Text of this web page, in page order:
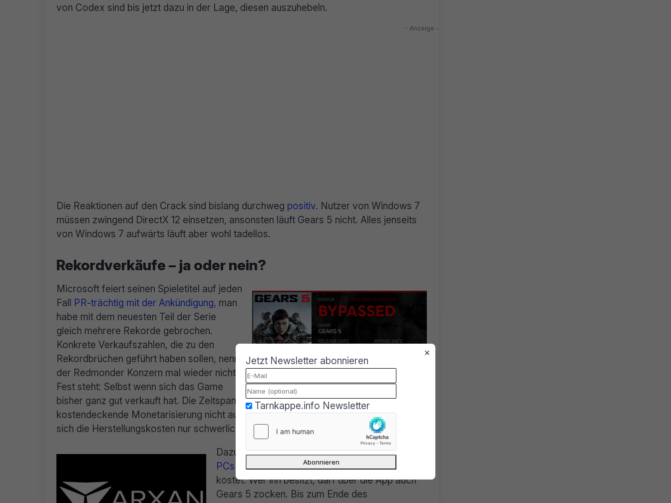
von Codex sind bis jetzt dazu in der Lage, diesen auszuhebeln.
Die Reaktionen auf den Crack sind bislang durchweg positiv. Nutzer von Windows 7
müssen zwingend DirectX 12 einsetzen, ansonsten läuft Gears 5 nicht. Alles jenseits
von Windows 7 aufwärts läuft aber wohl tadellos.
Rekordverkäufe – ja oder nein?
Microsoft feiert seinen Spieletitel auf jeden
Fall PR-trächtig mit der Ankündigung, man
habe mit dem neuesten Teil der Serie
gleich mehrere Rekorde gebrochen.
Konkrete Verkaufszahlen, die zu den
Rekordbrüchen geführt haben sollen, nennt
der Redmonder Konzern mal wieder nicht.
Fest steht: Selbst wenn sich das Game
bisher ganz gut verkauft hat. Die Zeitspanne von nur 12 Tagen ist für eine
kostendeckende Monetarisierung nicht ausreichend. In den wenigen Tagen lassen
sich die Herstellungskosten nur schwerlich hereinholen.
Dazu kommt, dass derXbox Games Pass für
PCs für einen Monat derzeit nur einen Euro
kostet. Wer ihn besitzt, darf über die App auch
Gears 5 zocken. Bis zum Ende des
×
Jetzt Newsletter abonnieren
Tarnkappe.info Newsletter